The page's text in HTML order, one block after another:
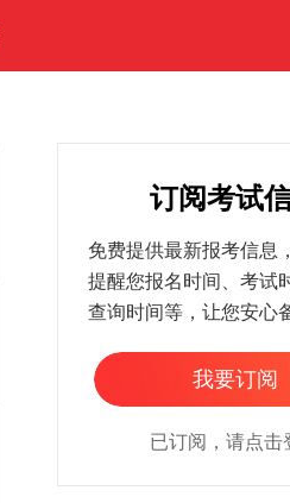
订阅考试
免费提供最新报考信息
提醒您报名时间、考试
查询时间等，让您安心
我要订阅
已订阅，请点击